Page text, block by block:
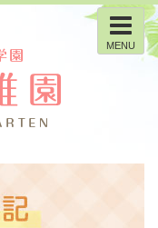
MENU